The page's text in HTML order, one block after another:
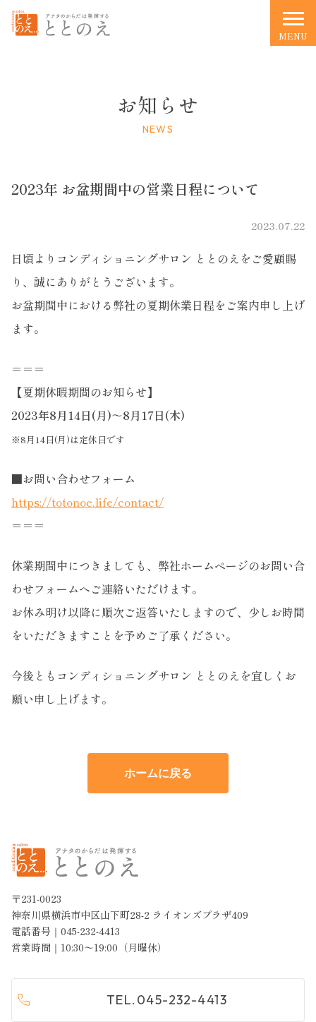
MENU
お知らせ
NEWS
2023年 お盆期間中の営業日程について
2023.07.22
日頃よりコンディショニングサロン ととのえをご愛顧賜
り、誠にありがとうございます。
お盆期間中における弊社の夏期休業日程をご案内申し上げ
ます。
＝＝＝
【夏期休暇期間のお知らせ】
2023年8月14日(月)～8月17日(木)
※8月14日(月)は定休日です
■お問い合わせフォーム
https://totonoe.life/contact/
＝＝＝
休業期間中につきましても、弊社ホームページのお問い合
わせフォームへご連絡いただけます。
お休み明け以降に順次ご返答いたしますので、少しお時間
をいただきますことを予めご了承ください。
今後ともコンディショニングサロン ととのえを宜しくお
願い申し上げます。
ホームに戻る
〒231-0023
神奈川県横浜市中区山下町28-2 ライオンズプラザ409
電話番号｜045-232-4413
営業時間｜10:30〜19:00（月曜休）
TEL.045-232-4413